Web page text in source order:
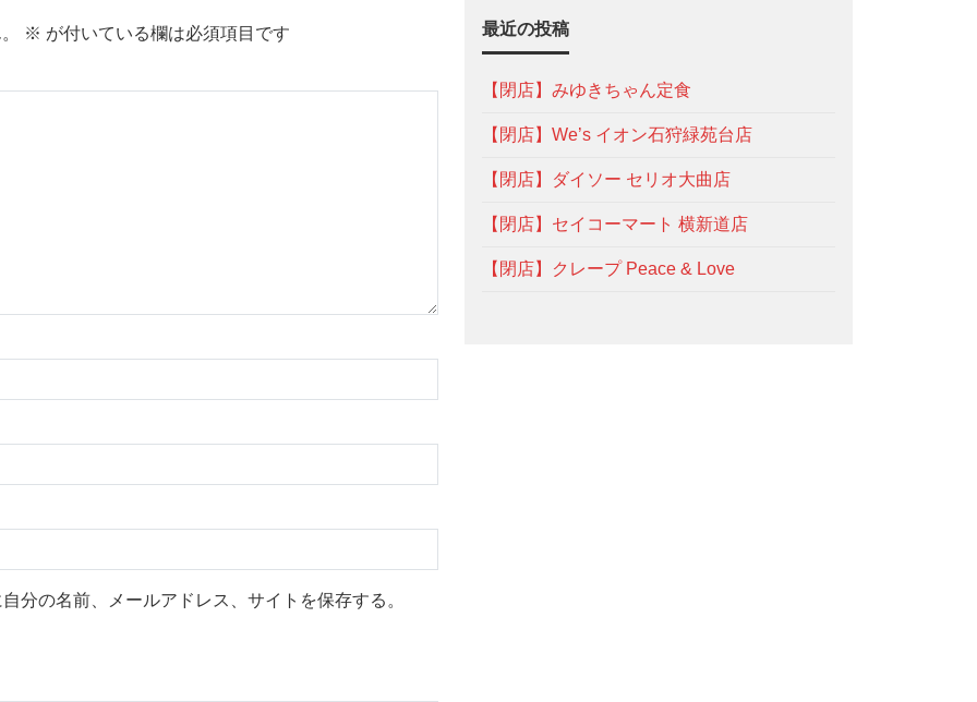
※ が付いている欄は必須項目です
分の名前、メールアドレス、サイトを保存する。
最近の投稿
【閉店】みゆきちゃん定食
【閉店】We’s イオン石狩緑苑台店
【閉店】ダイソー セリオ大曲店
【閉店】セイコーマート 横新道店
【閉店】クレープ Peace & Love